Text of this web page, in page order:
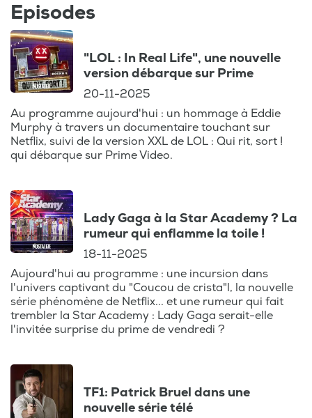
coulisses de vos programmes télé favoris,
de la compétition intense de Koh Lanta aux
aventures de Fort Boyard, en passant par
les talents découverts dans The Voice ou
Star Academy. On parle aussi de vos
émissions préférées comme Top Chef, où
les chefs en herbe rivalisent de créativité,
et L'amour est dans le pré, où les
agriculteurs cherchent l'amour sous l'œil
attentif des caméras.
Ce podcast vous offre également une
plongée dans le monde du journal télévisé
et des magazines d'actualité, avec une
attention particulière pour les chaînes
incontournables comme TF1, France 2,
RTBF et RTL TVI. Que vous soyez un
habitué des reportages captivants ou un
amateur de documentaires qui vous
transportent dans des univers fascinants,
manquer pour tout savoir sur les dernières
nouveautés du petit écran.
Episodes
"LOL : In Real Life", une nouvelle
version débarque sur Prime
20-11-2025
Au programme aujourd'hui : un hommage à Eddie
Murphy à travers un documentaire touchant sur
Netflix, suivi de la version XXL de LOL : Qui rit, sort !
qui débarque sur Prime Video.
Lady Gaga à la Star Academy ? La
rumeur qui enflamme la toile !
18-11-2025
Aujourd'hui au programme : une incursion dans
l'univers captivant du "Coucou de crista"l, la nouvelle
série phénomène de Netflix... et une rumeur qui fait
trembler la Star Academy : Lady Gaga serait-elle
l'invitée surprise du prime de vendredi ?
TF1: Patrick Bruel dans une
nouvelle série télé